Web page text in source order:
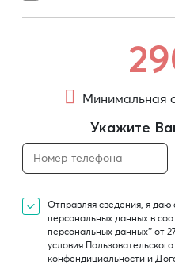
Минимальная
Укажите
Отправляя сведения, я даю
персональных данных в
персональных данных” от
условия
конфендициальности и